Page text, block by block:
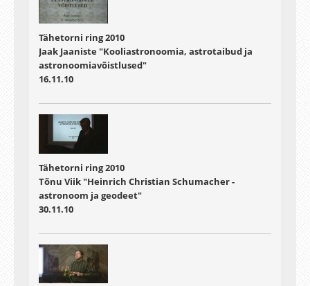
Tähetorni ring 2010
Jaak Jaaniste "Kooliastronoomia, astrotaibud ja
astronoomiavõistlused"
16.11.10
Tähetorni ring 2010
Tõnu Viik "Heinrich Christian Schumacher -
astronoom ja geodeet"
30.11.10